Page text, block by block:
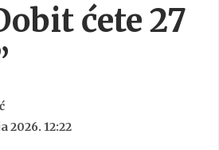
ćete 27
2026. 12:22